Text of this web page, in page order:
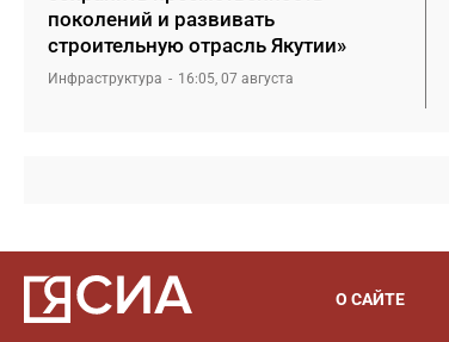
поколений и развивать
строительную отрасль Якутии»
Инфраструктура 16:05, 07 августа
О САЙТЕ